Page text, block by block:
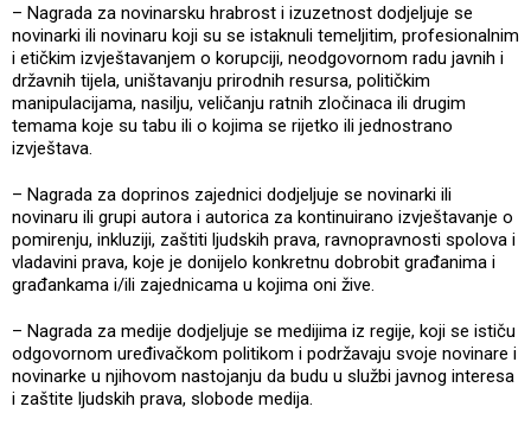
– Nagrada za novinarsku hrabrost i izuzetnost dodjeljuje se
novinarki ili novinaru koji su se istaknuli temeljitim, profesionalnim
i etičkim izvještavanjem o korupciji, neodgovornom radu javnih i
državnih tijela, uništavanju prirodnih resursa, političkim
manipulacijama, nasilju, veličanju ratnih zločinaca ili drugim
temama koje su tabu ili o kojima se rijetko ili jednostrano
izvještava.
– Nagrada za doprinos zajednici dodjeljuje se novinarki ili
novinaru ili grupi autora i autorica za kontinuirano izvještavanje o
pomirenju, inkluziji, zaštiti ljudskih prava, ravnopravnosti spolova i
vladavini prava, koje je donijelo konkretnu dobrobit građanima i
građankama i/ili zajednicama u kojima oni žive.
– Nagrada za medije dodjeljuje se medijima iz regije, koji se ističu
odgovornom uređivačkom politikom i podržavaju svoje novinare i
novinarke u njihovom nastojanju da budu u službi javnog interesa
i zaštite ljudskih prava, slobode medija.